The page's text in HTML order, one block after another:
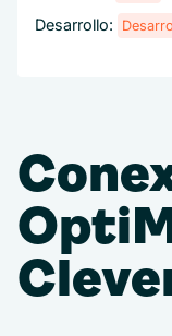
Desarrollo: